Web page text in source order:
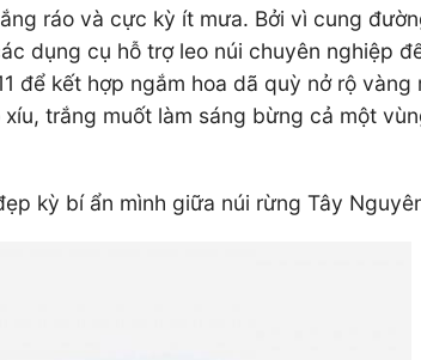
ráo và cực kỳ ít mưa. Bởi vì cung
dụng cụ hỗ trợ leo núi chuyên nghiệp
để kết hợp ngắm hoa dã quỳ nở rộ
trắng muốt làm sáng bừng cả một
kỳ bí ẩn mình giữa núi rừng Tây